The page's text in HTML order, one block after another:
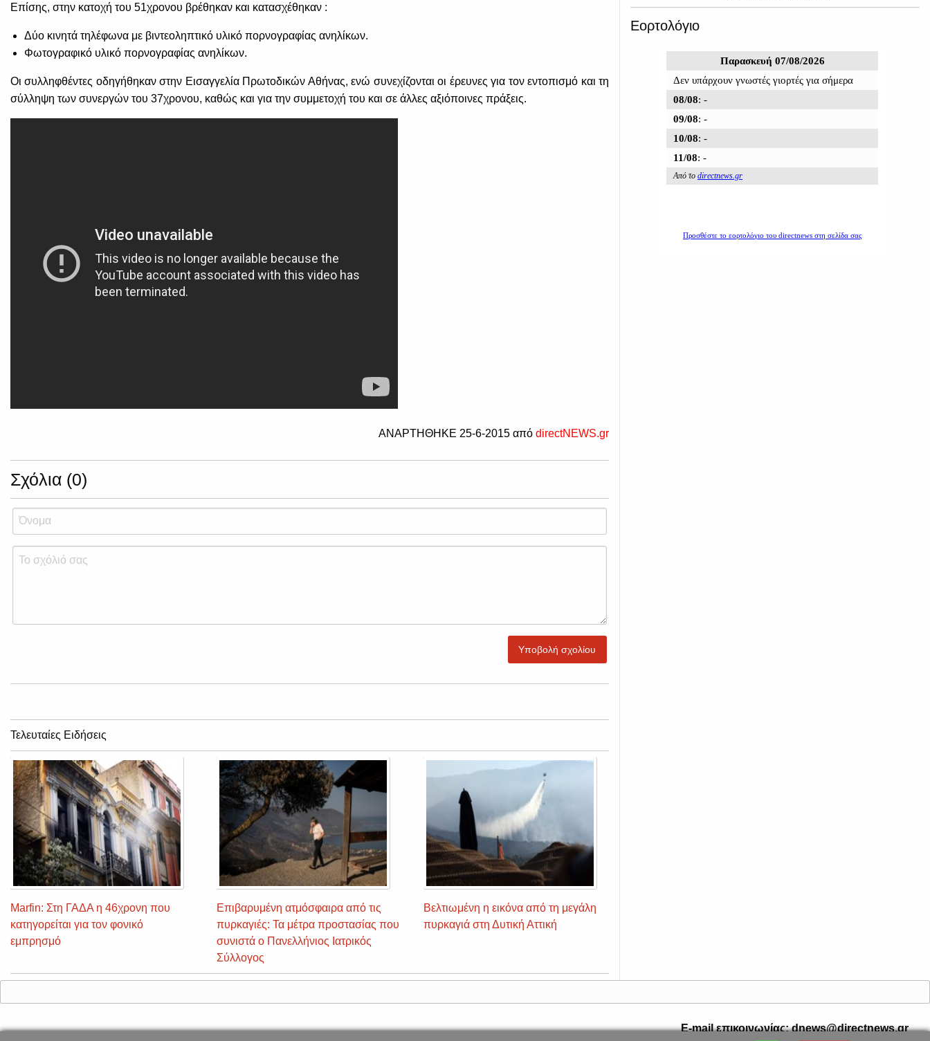
Επίσης, στην κατοχή του 51χρονου βρέθηκαν και κατασχέθηκαν :
Δύο κινητά τηλέφωνα με βιντεοληπτικό υλικό πορνογραφίας ανηλίκων.
Φωτογραφικό υλικό πορνογραφίας ανηλίκων.
Οι συλληφθέντες οδηγήθηκαν στην Εισαγγελία Πρωτοδικών Αθήνας, ενώ συνεχίζονται οι έρευνες για τον εντοπισμό και τη
σύλληψη των συνεργών του 37χρονου, καθώς και για την συμμετοχή του και σε άλλες αξιόποινες πράξεις.
ΑΝΑΡΤΗΘΗΚΕ 25-6-2015 από directNEWS.gr
Σχόλια (0)
Υποβολή σχολίου
Τελευταίες Ειδήσεις
Marfin: Στη ΓΑΔΑ η 46χρονη που
κατηγορείται για τον φονικό
εμπρησμό
Επιβαρυμένη ατμόσφαιρα από τις
πυρκαγιές: Τα μέτρα προστασίας που
συνιστά ο Πανελλήνιος Ιατρικός
Σύλλογος
Βελτιωμένη η εικόνα από τη μεγάλη
πυρκαγιά στη Δυτική Αττική
Εορτολόγιο
E-mail επικοινωνίας: dnews@directnews.gr